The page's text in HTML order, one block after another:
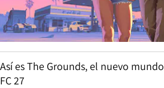
Así es The Grounds, el nuevo
FC 27